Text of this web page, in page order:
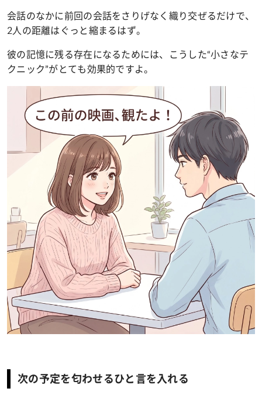
会話のなかに前回の会話をさりげなく織り交ぜるだけで、
2人の距離はぐっと縮まるはず。
彼の記憶に残る存在になるためには、こうした“小さなテ
クニック”がとても効果的ですよ。
次の予定を匂わせるひと言を入れる